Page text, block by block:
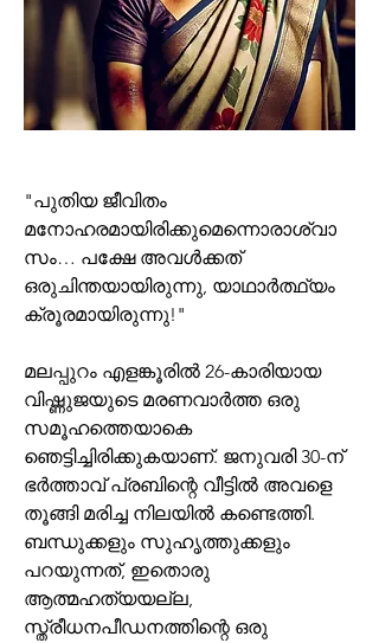
"പുതിയ ജീവിതം
മനോഹരമായിരിക്കുമെന്നൊരാശ്വാ
സം… പക്ഷേ അവൾക്കത്
ഒരുചിന്തയായിരുന്നു, യാഥാർത്ഥ്യം
ക്രൂരമായിരുന്നു!"
മലപ്പുറം എളങ്കൂരിൽ 26-കാരിയായ
വിഷ്ണുജയുടെ മരണവാർത്ത ഒരു
സമൂഹത്തെയാകെ
ഞെട്ടിച്ചിരിക്കുകയാണ്. ജനുവരി 30-ന്
ഭർത്താവ് പ്രബിന്റെ വീട്ടിൽ അവളെ
തൂങ്ങി മരിച്ച നിലയിൽ കണ്ടെത്തി.
ബന്ധുക്കളും സുഹൃത്തുക്കളും
പറയുന്നത്, ഇതൊരു
ആത്മഹത്യയല്ല,
സ്ത്രീധനപീഡനത്തിന്റെ ഒരു